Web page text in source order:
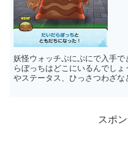
妖怪ウォッチぷにぷにで入手
らぼっちはどこにいるんでし
やステータス、ひっさつわざな
スポ